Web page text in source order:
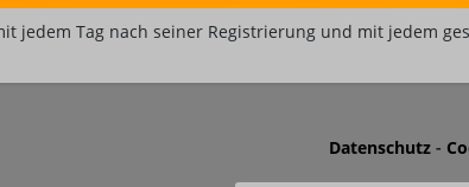
jedem Tag nach seiner Registrierung und mit jedem
Datenschutz -